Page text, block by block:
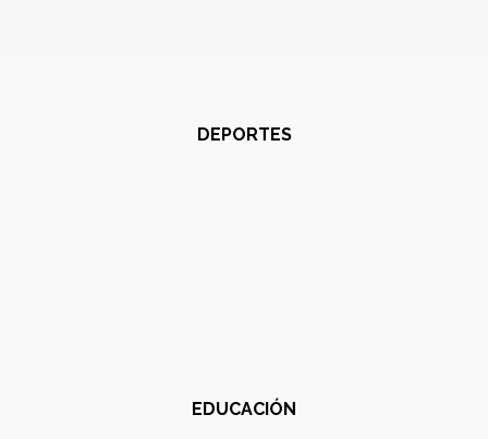
DEPORTES
EDUCACIÓN